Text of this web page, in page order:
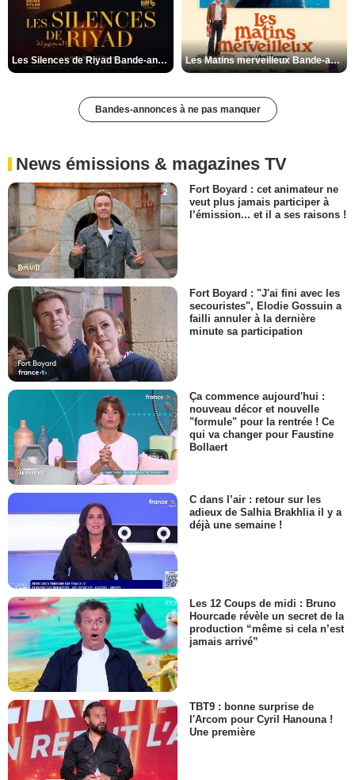
Les Silences de Riyad Bande-annonce VO STFR Les Matins merveilleux Bande-annonce VF
Bandes-annonces à ne pas manquer
News émissions & magazines TV
Fort Boyard : cet animateur ne
veut plus jamais participer à
l’émission... et il a ses raisons !
Fort Boyard : "J'ai fini avec les
secouristes", Elodie Gossuin a
failli annuler à la dernière
minute sa participation
Ça commence aujourd'hui :
nouveau décor et nouvelle
"formule" pour la rentrée ! Ce
qui va changer pour Faustine
Bollaert
C dans l’air : retour sur les
adieux de Salhia Brakhlia il y a
déjà une semaine !
Les 12 Coups de midi : Bruno
Hourcade révèle un secret de la
production “même si cela n’est
jamais arrivé”
TBT9 : bonne surprise de
l'Arcom pour Cyril Hanouna !
Une première